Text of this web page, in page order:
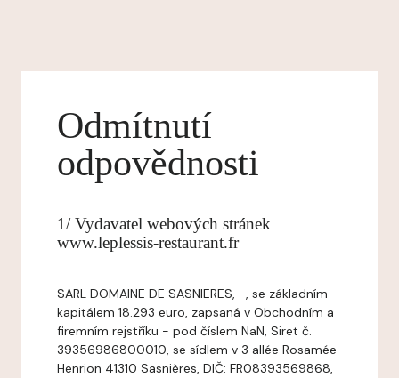
Odmítnutí
odpovědnosti
1/ Vydavatel webových stránek
www.leplessis-restaurant.fr
SARL DOMAINE DE SASNIERES, -, se základním
kapitálem 18.293 euro, zapsaná v Obchodním a
firemním rejstříku - pod číslem NaN, Siret č.
39356986800010, se sídlem v 3 allée Rosamée
Henrion 41310 Sasnières, DIČ: FR08393569868,